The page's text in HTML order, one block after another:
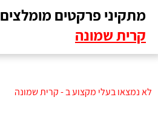
מתקיני פרקטים מומלצים
קרית שמונה
לא נמצאו בעלי מקצוע ב - קרית שמונה